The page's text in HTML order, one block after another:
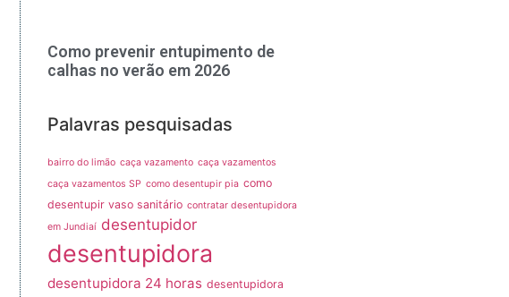
Como prevenir entupimento de
calhas no verão em 2026
Palavras pesquisadas
bairro do limão caça vazamento caça vazamentos
caça vazamentos SP como desentupir pia como
desentupir vaso sanitário contratar desentupidora
em Jundiaí desentupidor
desentupidora
desentupidora 24 horas desentupidora